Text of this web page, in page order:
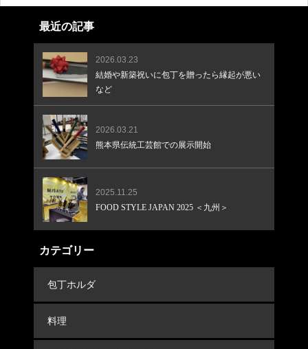
最近の記事
2026.03.23
結婚や新築祝いに包丁を贈ったら縁起が悪い
など
2026.03.21
熊本県伝統工芸館での展示開始
2025.11.25
FOOD STYLE JAPAN 2025 ＜九州＞
カテゴリー
包丁ホルダ
料理